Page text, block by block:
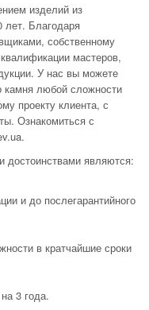
изделий из
лет. Благодаря
собственному
мастеров,
У нас вы можете
камня любой сложности
проекту клиента, с
Ознакомиться с
достоинствами являются:
и до послегарантийного
в кратчайшие сроки
3 года.